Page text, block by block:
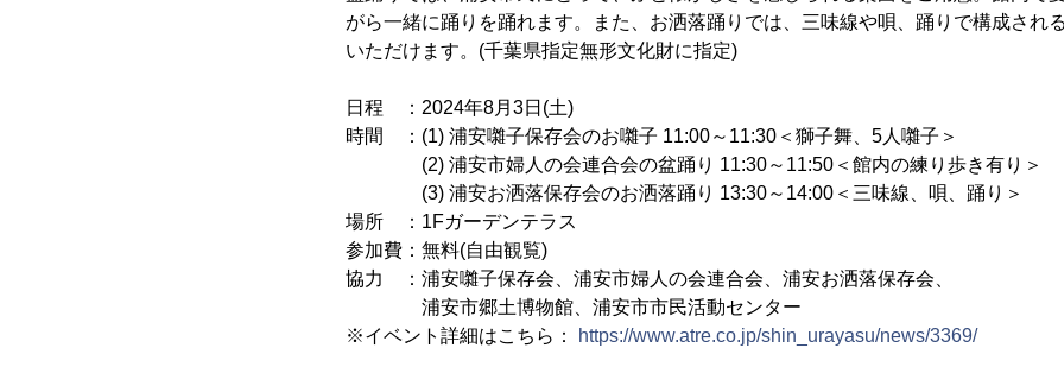
がら一緒に踊りを踊れます。また、お洒落踊りでは、三味線や唄、踊りで構成され
いただけます。(千葉県指定無形文化財に指定)
日程 ：2024年8月3日(土)
時間 ：(1) 浦安囃子保存会のお囃子 11:00～11:30＜獅子舞、5人囃子＞
(2) 浦安市婦人の会連合会の盆踊り 11:30～11:50＜館内の練り歩き有り＞
(3) 浦安お洒落保存会のお洒落踊り 13:30～14:00＜三味線、唄、踊り＞
場所 ：1Fガーデンテラス
参加費：無料(自由観覧)
協力 ：浦安囃子保存会、浦安市婦人の会連合会、浦安お洒落保存会、
浦安市郷土博物館、浦安市市民活動センター
※イベント詳細はこちら：
https://www.atre.co.jp/shin_urayasu/news/3369/